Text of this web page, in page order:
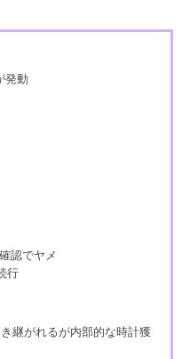
発動
認でヤメ
行
継がれるが内部的な時計獲